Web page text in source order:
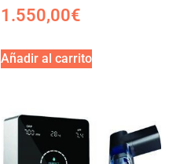
1.550,00€
Añadir al carrito